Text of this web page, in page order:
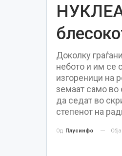
Доколку
небото и им се
изгореници на
земаат само во
да седат во
степенот на
Од Плусинфо